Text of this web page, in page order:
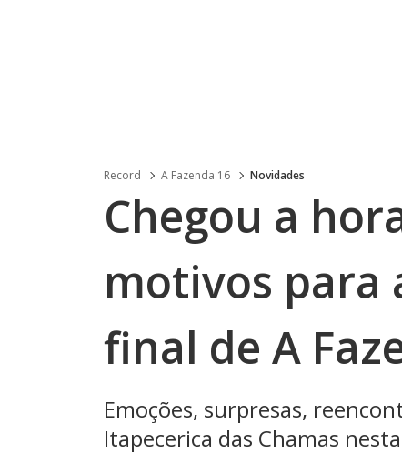
Record A Fazenda 16 Novidades
Chegou a
motivos para
final de A
Emoções, surpresas,
Itapecerica das Chamas